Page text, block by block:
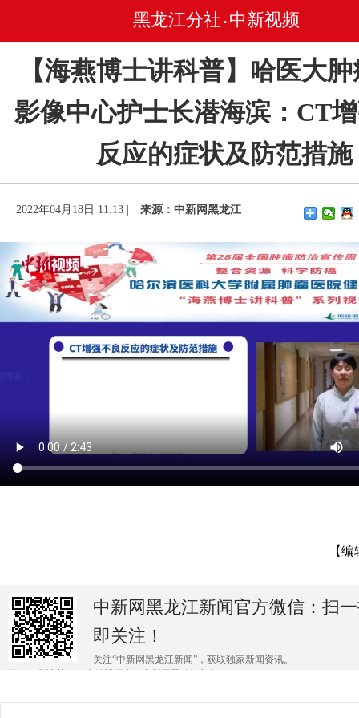
黑龙江分社 • 中新视频
【海燕博士讲科普】哈医大
影像中心护士长潜海滨：CT
反应的症状及防范措施
2022年04月18日 11:13 | 来源：中新网黑龙江
【
中新网黑龙江新闻官方微信：扫
即关注！
关注“中新网黑龙江新闻”，获取独家新闻资讯。
更多精彩请关注各大微博平台@中新网黑龙江新闻 。